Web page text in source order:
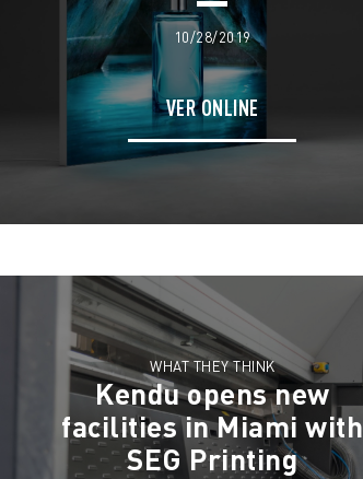
10/28/2019
VER ONLINE
WHAT THEY THINK
Kendu opens new
facilities in Miami with
SEG Printing